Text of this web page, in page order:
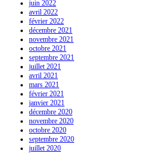
juin 2022
avril 2022
février 2022
décembre 2021
novembre 2021
octobre 2021
septembre 2021
juillet 2021
avril 2021
mars 2021
février 2021
janvier 2021
décembre 2020
novembre 2020
octobre 2020
septembre 2020
juillet 2020